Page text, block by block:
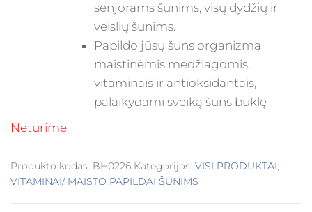
senjorams šunims, visų dydžių ir
veislių šunims.
Papildo jūsų šuns organizmą
maistinėmis medžiagomis,
vitaminais ir antioksidantais,
palaikydami sveiką šuns būklę
Neturime
Produkto kodas: BH0226 Kategorijos: VISI PRODUKTAI,
VITAMINAI/ MAISTO PAPILDAI ŠUNIMS